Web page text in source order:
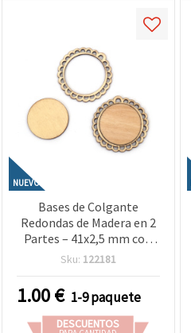
NUEVO
Bases de Colgante
Redondas de Madera en 2
Partes – 41x2,5 mm con
Marco 56x2,5 mm y
5 Unidades
Sku: 122181
1.00€ 1-9 paquete
DESCUENTOS